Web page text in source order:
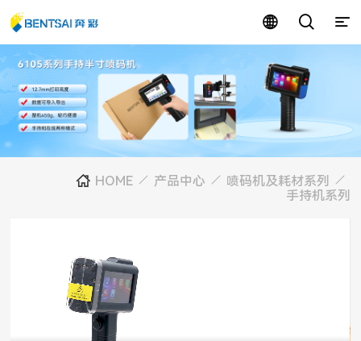
HOME 产品中心
喷码机及耗材系列
手持机系列